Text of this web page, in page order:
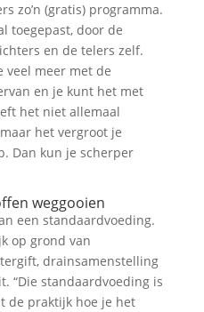
zo’n (gratis) programma.
toegepast, door de
en de telers zelf.
veel meer met de
en je kunt het met
het niet allemaal
het vergroot je
Dan kun je scherper
weggooien
een standaardvoeding.
op grond van
drainsamenstelling
“Die standaardvoeding is
de praktijk hoe je het